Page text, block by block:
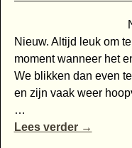
Nieuw. Altijd leuk om
moment wanneer het
We blikken dan even
en zijn vaak weer
…
Lees verder →